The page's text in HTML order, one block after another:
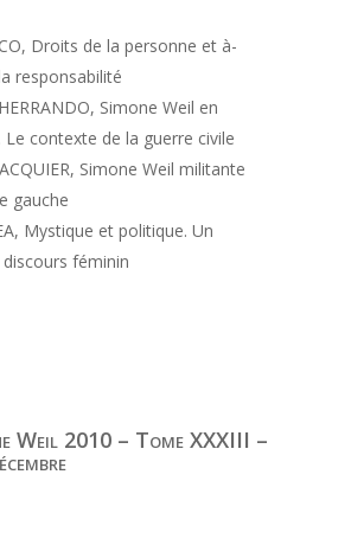
Droits de la personne et à-
responsabilité
Simone Weil en
Le contexte de la guerre civile
Simone Weil militante
gauche
Mystique et politique. Un
féminin
Weil 2010 – Tome XXXIII –